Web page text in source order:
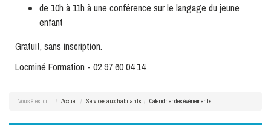
de 10h à 11h à une conférence sur le langage du jeune
enfant
Gratuit, sans inscription.
Locminé Formation - 02 97 60 04 14.
Vous êtes ici : Accueil Services aux habitants Calendrier des évènements